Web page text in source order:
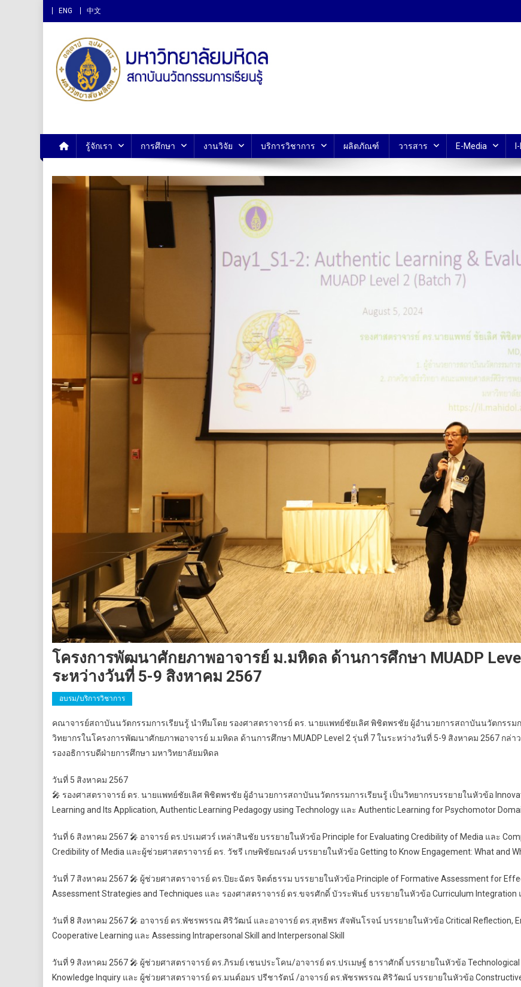
ENG 中文
สถาบันนวัตกรรมการเรียนรู้ ม.มหิดล
รู้จักเรา การศึกษา งานวิจัย บริการวิชาการ ผลิตภัณฑ์ วารสาร E-Media
โครงการพัฒนาศักยภาพอาจารย์ ม.มหิดล ด้านการศึกษา MUADP
ระหว่างวันที่ 5-9 สิงหาคม 2567
อบรม/บริการวิชาการ
คณาจารย์สถาบันนวัตกรรมการเรียนรู้ นำทีมโดย รองศาสตราจารย์ ดร. นายแพทย์ชัยเลิศ พิชิตพรชัย ผู้อำนวยการสถาบันนวัตกรร
วิทยากรในโครงการพัฒนาศักยภาพอาจารย์ ม.มหิดล ด้านการศึกษา MUADP Level 2 รุ่นที่ 7 ในระหว่างวันที่ 5-9 สิงหาคม 2567 กล่
รองอธิการบดีฝ่ายการศึกษา มหาวิทยาลัยมหิดล
วันที่ 5 สิงหาคม 2567
🎤 รองศาสตราจารย์ ดร. นายแพทย์ชัยเลิศ พิชิตพรชัย ผู้อำนวยการสถาบันนวัตกรรมการเรียนรู้ เป็นวิทยากรบรรยายในหัวข้อ
Learning and Its Application, Authentic Learning Pedagogy using Technology และ Authentic Learning for Psychomotor
วันที่ 6 สิงหาคม 2567 🎤 อาจารย์ ดร.ปรเมศวร์ เหล่าสินชัย บรรยายในหัวข้อ Principle for Evaluating Credibility of Media และ
Credibility of Media และผู้ช่วยศาสตราจารย์ ดร. วัชรี เกษพิชัยณรงค์ บรรยายในหัวข้อ Getting to Know Engagement: What and
วันที่ 7 สิงหาคม 2567 🎤 ผู้ช่วยศาสตราจารย์ ดร.ปิยะฉัตร จิตต์ธรรม บรรยายในหัวข้อ Principle of Formative Assessment for
Assessment Strategies and Techniques และ รองศาสตราจารย์ ดร.ขจรศักดิ์ บัวระพันธ์ บรรยายในหัวข้อ Curriculum Integration
วันที่ 8 สิงหาคม 2567 🎤 อาจารย์ ดร.พัชรพรรณ ศิริวัฒน์ และอาจารย์ ดร.สุทธิพร สัจพันโรจน์ บรรยายในหัวข้อ Critical Reflection,
Cooperative Learning และ Assessing Intrapersonal Skill and Interpersonal Skill
วันที่ 9 สิงหาคม 2567 🎤 ผู้ช่วยศาสตราจารย์ ดร.ภิรมย์ เชนประโคน/อาจารย์ ดร.ปรเมษฐ์ ธาราศักดิ์ บรรยายในหัวข้อ Technological
Knowledge Inquiry และ ผู้ช่วยศาสตราจารย์ ดร.มนต์อมร ปรีชารัตน์ /อาจารย์ ดร.พัชรพรรณ ศิริวัฒน์ บรรยายในหัวข้อ Constructive